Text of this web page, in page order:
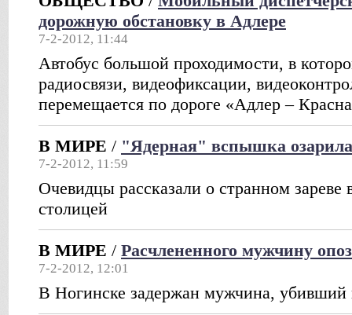
дорожную обстановку в Адлере
7-2-2012, 11:44
Автобус большой проходимости, в
радиосвязи, видеофиксации,
перемещается по дороге «Адлер –
В МИРЕ / "Ядерная" вспышка
7-2-2012, 11:59
Очевидцы рассказали о странном зареве
столицей
В МИРЕ / Расчлененного мужчину
7-2-2012, 12:01
В Ногинске задержан мужчина, убивший